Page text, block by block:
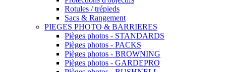
Rotules / trépieds
Sacs & Rangement
PIEGES PHOTO & BARRIERES
Pièges photos - STANDARDS
Pièges photos - PACKS
Pièges photos - BROWNING
Pièges photos - GARDEPRO